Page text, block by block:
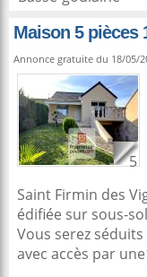
Maison 5 pièces
Annonce gratuite du 18/05/
5
Saint Firmin des
édifiée sur sous-
Vous serez
avec accès par